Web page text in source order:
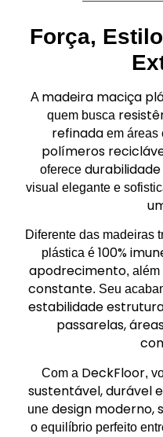
Força,
A madeira maciça
quem busca
refinada em áreas
polímeros
oferece
visual elegante e
Diferente das madeiras
plástica é 100%
apodrecimento, além
constante. Seu
estabilidade
passarelas,
Com a DeckFloor,
sustentável, durável
une design moderno,
o equilíbrio perfeito